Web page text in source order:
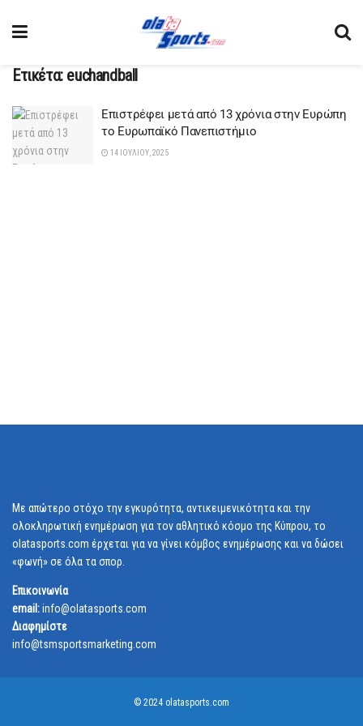
Ετικέτα: euchandball
Επιστρέφει μετά από 13 χρόνια στην Ευρώπη
το Ευρωπαϊκό Πανεπιστήμιο
14 ΙΟΥΛΊΟΥ, 2025
Με απώτερο στόχο την εγκυρότητα, αντικειμενικότητα και την
ολοκληρωτική ενημέρωση για τον αθλητικό κόσμο της Κύπρου, το
olatasports.com έρχεται για να γίνει κόμβος ενημέρωσης και να δώσει
«φωνή» σε όλα τα σπορ.
Επικοινωνία
email:info@olatasports.com
Διαφημίστε
info@tsmsportsmarketing.com
© 2024 olatasports.com